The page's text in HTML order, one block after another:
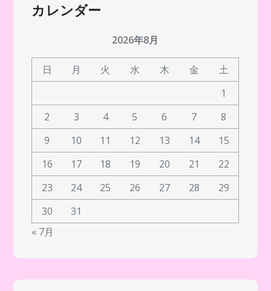
カレンダー
2026年8月
日 月 火 水 木 金
土
1
2
3 4 5 6 7
8
9
10 11 12 13 14
15
16
17 18 19 20 21
22
23
24 25 26 27 28
29
30
31
« 7月